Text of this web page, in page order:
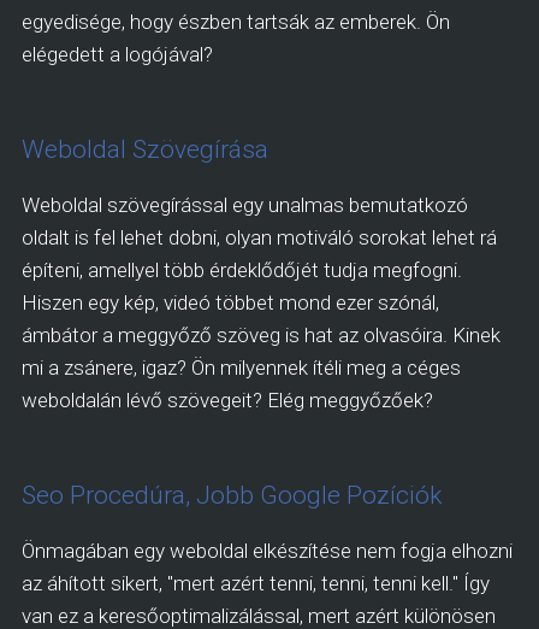
egyedisége, hogy észben tartsák az emberek. Ön
elégedett a logójával?
Weboldal Szövegírása
Weboldal szövegírással egy unalmas bemutatkozó
oldalt is fel lehet dobni, olyan motiváló sorokat lehet rá
építeni, amellyel több érdeklődőjét tudja megfogni.
Hiszen egy kép, videó többet mond ezer szónál,
ámbátor a meggyőző szöveg is hat az olvasóira. Kinek
mi a zsánere, igaz? Ön milyennek ítéli meg a céges
weboldalán lévő szövegeit? Elég meggyőzőek?
Seo Procedúra, Jobb Google Pozíciók
Önmagában egy weboldal elkészítése nem fogja elhozni
az áhított sikert, "mert azért tenni, tenni, tenni kell." Így
van ez a keresőoptimalizálással, mert azért különösen